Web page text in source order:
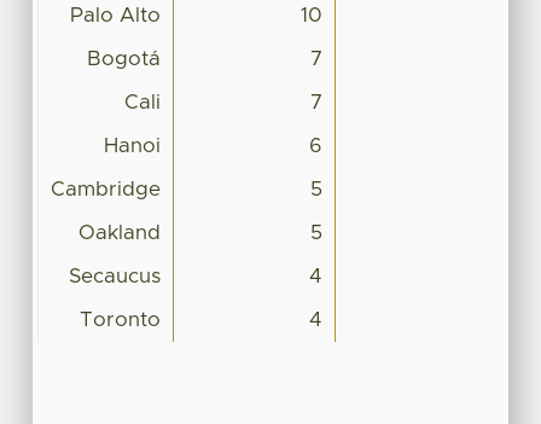
Palo Alto 10
Bogotá 7
Cali 7
Hanoi 6
Cambridge 5
Oakland 5
Secaucus 4
Toronto 4